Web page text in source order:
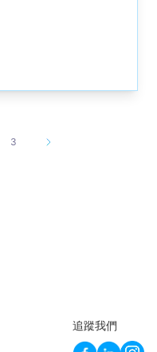
3
追蹤我們